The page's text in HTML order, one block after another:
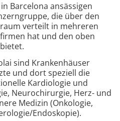
Barcelona ansässigen
die über den
verteilt in mehreren
hat und den oben
sind Krankenhäuser
und dort speziell die
Kardiologie und
Neurochirurgie, Herz- und
Medizin (Onkologie,
Endoskopie).